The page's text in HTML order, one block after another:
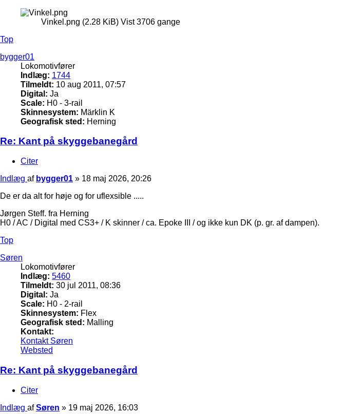
Vinkel.png (2.28 KiB) Vist 3706 gange
Top
bygger01
Lokomotivfører
Indlæg: 1744
Tilmeldt: 10 aug 2011, 07:57
Digital: Ja
Scale: H0 - 3-rail
Skinnesystem: Märklin K
Geografisk sted: Herning
Re: Kant på skyggebanegård
Citer
Indlæg af bygger01 » 18 maj 2026, 20:26
De er da alt for høje og for uflexsible .....
Jørgen Steff. fra Herning
H0 / AC / Digital med CS3+ / K skinner / ca. Epoke III / og ikke kun DK (p. gr. af dampen).
Top
Søren
Lokomotivfører
Indlæg: 5460
Tilmeldt: 30 jul 2011, 08:36
Digital: Ja
Scale: H0 - 2-rail
Skinnesystem: Flex
Geografisk sted: Malling
Kontakt:
Kontakt Søren
Websted
Re: Kant på skyggebanegård
Citer
Indlæg afSøren » 19 maj 2026, 16:03